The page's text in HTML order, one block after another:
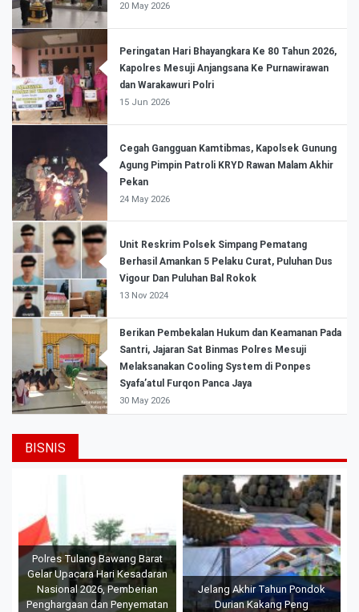
20 May 2026
Peringatan Hari Bhayangkara Ke 80 Tahun 2026,
Kapolres Mesuji Anjangsana Ke Purnawirawan
dan Warakawuri Polri
15 Jun 2026
Cegah Gangguan Kamtibmas, Kapolsek Gunung
Agung Pimpin Patroli KRYD Rawan Malam Akhir
Pekan
24 May 2026
Unit Reskrim Polsek Simpang Pematang
Berhasil Amankan 5 Pelaku Curat, Puluhan Dus
Vigour Dan Puluhan Bal Rokok
13 Nov 2024
Berikan Pembekalan Hukum dan Keamanan Pada
Santri, Jajaran Sat Binmas Polres Mesuji
Melaksanakan Cooling System di Ponpes
Syafa’atul Furqon Panca Jaya
30 May 2026
BISNIS
Polres Tulang Bawang Barat
Gelar Upacara Hari Kesadaran
Nasional 2026, Pemberian
Penghargaan dan Penyematan
Jelang Akhir Tahun Pondok
Durian Kakang Peng